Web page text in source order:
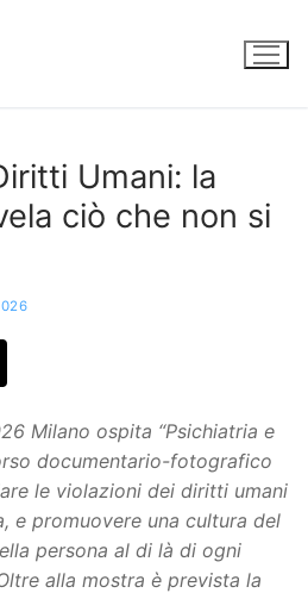
Umani: la
ciò che non si
Milano ospita “Psichiatria e
documentario-fotografico
le violazioni dei diritti umani
e promuovere una cultura del
persona al di là di ogni
alla mostra è prevista la